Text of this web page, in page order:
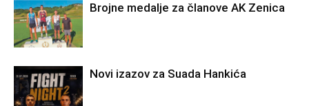
Brojne medalje za članove AK Zenica
Novi izazov za Suada Hankića